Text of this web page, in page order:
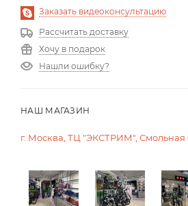
Заказать видеоконсультацию
Рассчитать доставку
Хочу в подарок
Нашли ошибку?
НАШ МАГАЗИН
г. Москва, ТЦ "ЭКСТРИМ", Смольная